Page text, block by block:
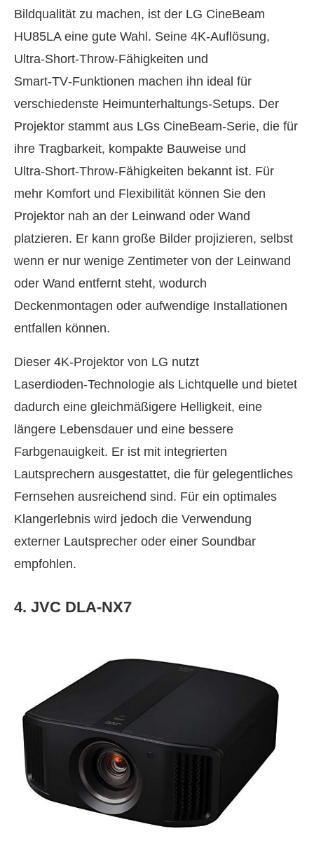
Bildqualität zu machen, ist der LG CineBeam
HU85LA eine gute Wahl. Seine 4K‑Auflösung,
Ultra‑Short‑Throw‑Fähigkeiten und
Smart‑TV‑Funktionen machen ihn ideal für
verschiedenste Heimunterhaltungs‑Setups. Der
Projektor stammt aus LGs CineBeam‑Serie, die für
ihre Tragbarkeit, kompakte Bauweise und
Ultra‑Short‑Throw‑Fähigkeiten bekannt ist. Für
mehr Komfort und Flexibilität können Sie den
Projektor nah an der Leinwand oder Wand
platzieren. Er kann große Bilder projizieren, selbst
wenn er nur wenige Zentimeter von der Leinwand
oder Wand entfernt steht, wodurch
Deckenmontagen oder aufwendige Installationen
entfallen können.
Dieser 4K‑Projektor von LG nutzt
Laserdioden‑Technologie als Lichtquelle und bietet
dadurch eine gleichmäßigere Helligkeit, eine
längere Lebensdauer und eine bessere
Farbgenauigkeit. Er ist mit integrierten
Lautsprechern ausgestattet, die für gelegentliches
Fernsehen ausreichend sind. Für ein optimales
Klangerlebnis wird jedoch die Verwendung
externer Lautsprecher oder einer Soundbar
empfohlen.
4. JVC DLA-NX7